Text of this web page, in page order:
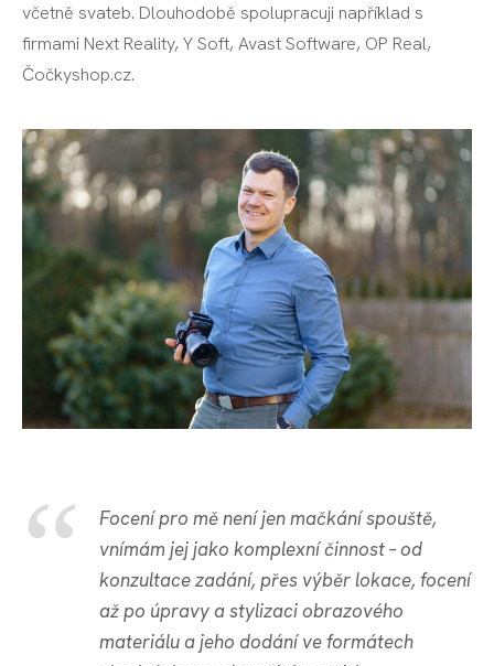
včetně svateb. Dlouhodobě spolupracuji například s
firmami Next Reality, Y Soft, Avast Software, OP Real,
Čočkyshop.cz.
Focení pro mě není jen mačkání spouště,
vnímám jej jako komplexní činnost – od
konzultace zadání, přes výběr lokace, focení
až po úpravya stylizaci obrazového
materiálu a jeho dodáníve formátech